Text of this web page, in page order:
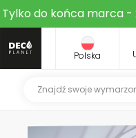
Tylko do końca marca
Polska